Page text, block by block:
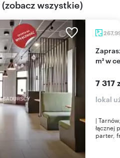
(zobacz wszystkie)
Zapraszam do wynajmu lokalu usługowego 268
m² w
7 317
lokal
|
łącznej
parter,